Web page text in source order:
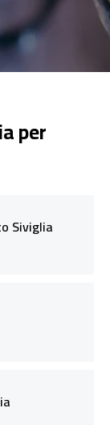
per
Siviglia